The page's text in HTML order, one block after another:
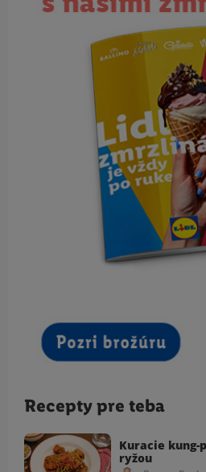
Recepty pre teba
Kuracie kung-
ryžou